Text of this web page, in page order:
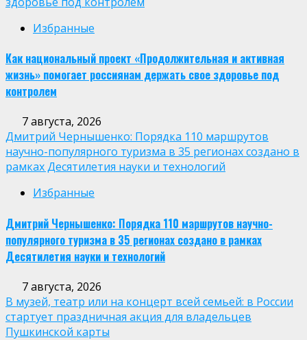
Избранные
Как национальный проект «Продолжительная и активная
жизнь» помогает россиянам держать свое здоровье под
контролем
7 августа, 2026
Дмитрий Чернышенко: Порядка 110 маршрутов
научно-популярного туризма в 35 регионах создано в
рамках Десятилетия науки и технологий
Избранные
Дмитрий Чернышенко: Порядка 110 маршрутов научно-
популярного туризма в 35 регионах создано в рамках
Десятилетия науки и технологий
7 августа, 2026
В музей, театр или на концерт всей семьей: в России
стартует праздничная акция для владельцев
Пушкинской карты